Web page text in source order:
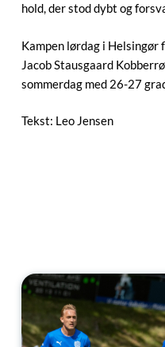
hold, der stod dybt og
Kampen lørdag i Helsingør
Jacob Stausgaard
sommerdag med 26-27
Tekst: Leo Jensen